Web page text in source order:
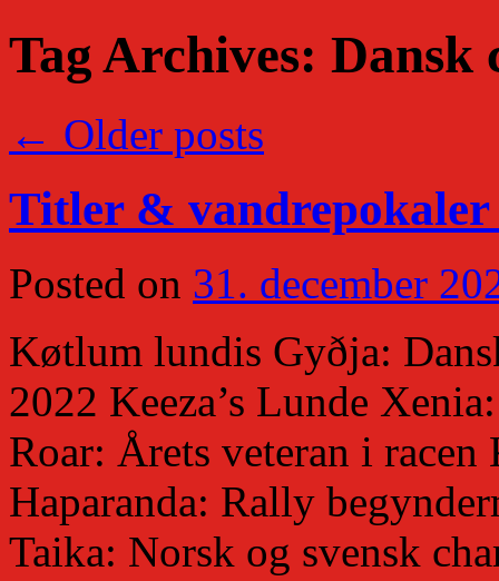
Tag Archives: Dansk
← Older posts
Titler & vandrepokaler
Posted on 31. december
Køtlum lundis Gyðja:
2022 Keeza’s Lunde
Roar: Årets veteran i racen
Haparanda: Rally
Taika: Norsk og svensk